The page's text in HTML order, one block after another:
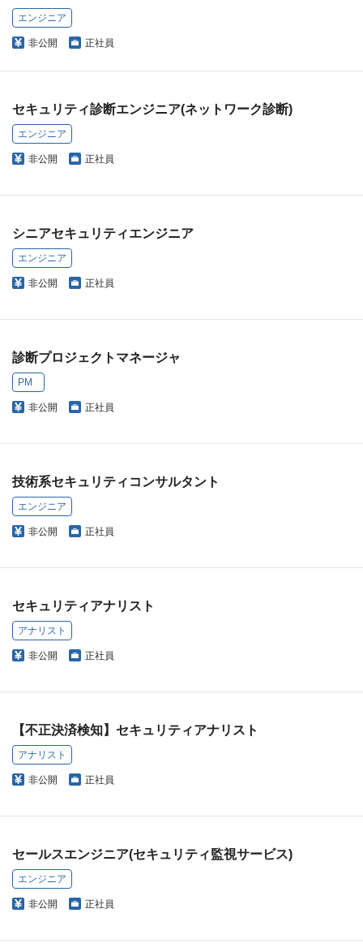
エンジニア
非公開 正社員
セキュリティ診断エンジニア(ネットワーク診断)
エンジニア
非公開 正社員
シニアセキュリティエンジニア
エンジニア
非公開 正社員
診断プロジェクトマネージャ
PM
非公開 正社員
技術系セキュリティコンサルタント
エンジニア
非公開 正社員
セキュリティアナリスト
アナリスト
非公開 正社員
【不正決済検知】セキュリティアナリスト
アナリスト
非公開 正社員
セールスエンジニア(セキュリティ監視サービス)
エンジニア
非公開 正社員